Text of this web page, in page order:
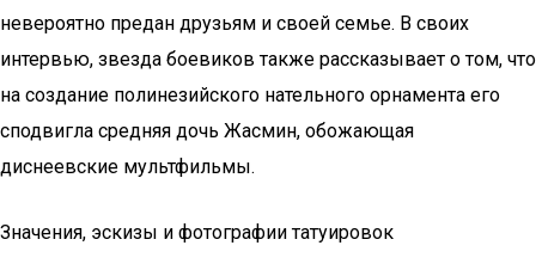
невероятно предан друзьям и своей семье. В своих
интервью, звезда боевиков также рассказывает о том, что
на создание полинезийского нательного орнамента его
сподвигла средняя дочь Жасмин, обожающая
диснеевские мультфильмы.
Значения, эскизы и фотографии татуировок